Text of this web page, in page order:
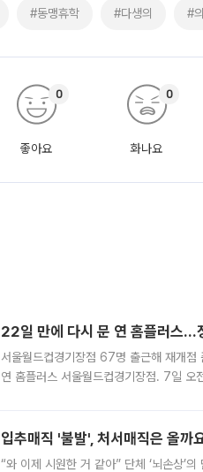
#동맹휴학 #다생의 #
좋아요
0
화나요
0
22일 만에 다시 문 연 홈플러스…
서울월드컵경기장점 67명 출근해 재개
연 홈플러스 서울월드컵경기장점. 7일 오
입추매직 '불발', 처서매직은 올까
“와 이제 시원한 거 같아” 단체 ‘뇌손상’